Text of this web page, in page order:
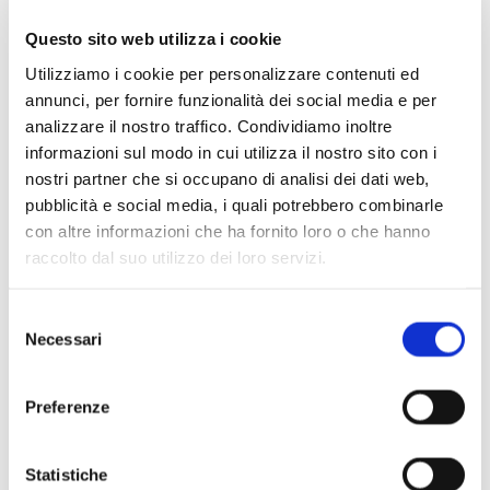
Questo sito web utilizza i cookie
Utilizziamo i cookie per personalizzare contenuti ed
annunci, per fornire funzionalità dei social media e per
analizzare il nostro traffico. Condividiamo inoltre
informazioni sul modo in cui utilizza il nostro sito con i
nostri partner che si occupano di analisi dei dati web,
pubblicità e social media, i quali potrebbero combinarle
con altre informazioni che ha fornito loro o che hanno
raccolto dal suo utilizzo dei loro servizi.
delNecessari
Preferenze
Statistiche
diventare grandi, sul trasformarsi da burattini in bambini
veri.
L’augurio più grande che possiamo fare a tutti i giovanissimi
artisti coinvolti nei concerti e ai giovanissimi spettatori (e forse
futuri artisti) è proprio questo: ascoltare le vocine dei genitori e
della propria coscienza per diventare grandi, e diventare
VERI bambini e ragazzi, costruttori del mondo presente e
futuro.